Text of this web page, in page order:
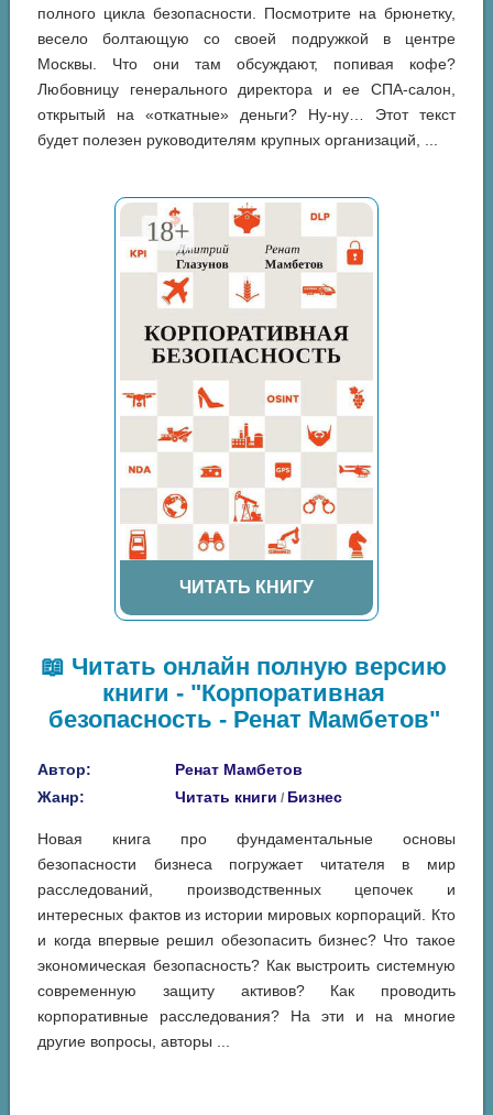
полного цикла безопасности. Посмотрите на брюнетку,
весело болтающую со своей подружкой в центре
Москвы. Что они там обсуждают, попивая кофе?
Любовницу генерального директора и ее СПА-салон,
открытый на «откатные» деньги? Ну-ну… Этот текст
будет полезен руководителям крупных организаций, ...
ЧИТАТЬ КНИГУ
📖 Читать онлайн полную версию
книги - "Корпоративная
безопасность - Ренат Мамбетов"
Автор:
Ренат Мамбетов
Жанр:
Читать книги / Бизнес
Новая книга про фундаментальные основы
безопасности бизнеса погружает читателя в мир
расследований, производственных цепочек и
интересных фактов из истории мировых корпораций. Кто
и когда впервые решил обезопасить бизнес? Что такое
экономическая безопасность? Как выстроить системную
современную защиту активов? Как проводить
корпоративные расследования? На эти и на многие
другие вопросы, авторы ...